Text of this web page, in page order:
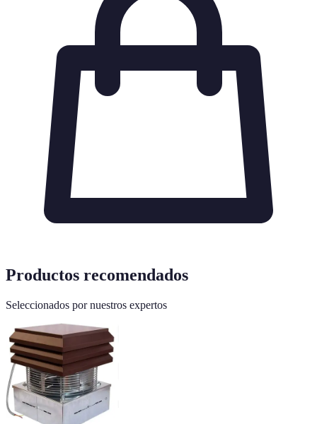
Productos recomendados
Seleccionados por nuestros expertos